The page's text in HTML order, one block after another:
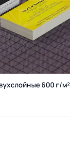
600 г/м²